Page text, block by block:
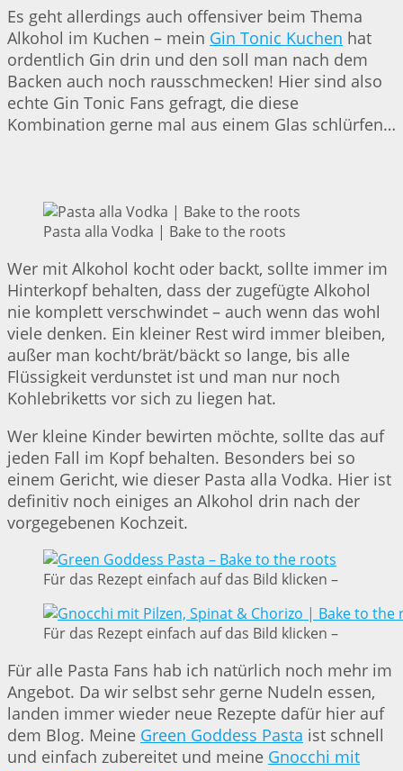
Es geht allerdings auch offensiver beim Thema
Alkohol im Kuchen – mein Gin Tonic Kuchen hat
ordentlich Gin drin und den soll man nach dem
Backen auch noch rausschmecken! Hier sind also
echte Gin Tonic Fans gefragt, die diese
Kombination gerne mal aus einem Glas schlürfen…
Pasta alla Vodka | Bake to the roots
Wer mit Alkohol kocht oder backt, sollte immer im
Hinterkopf behalten, dass der zugefügte Alkohol
nie komplett verschwindet – auch wenn das wohl
viele denken. Ein kleiner Rest wird immer bleiben,
außer man kocht/brät/bäckt so lange, bis alle
Flüssigkeit verdunstet ist und man nur noch
Kohlebriketts vor sich zu liegen hat.
Wer kleine Kinder bewirten möchte, sollte das auf
jeden Fall im Kopf behalten. Besonders bei so
einem Gericht, wie dieser Pasta alla Vodka. Hier ist
definitiv noch einiges an Alkohol drin nach der
vorgegebenen Kochzeit.
Für das Rezept einfach auf das Bild klicken –
Für das Rezept einfach auf das Bild klicken –
Für alle Pasta Fans hab ich natürlich noch mehr im
Angebot. Da wir selbst sehr gerne Nudeln essen,
landen immer wieder neue Rezepte dafür hier auf
dem Blog. Meine Green Goddess Pasta ist schnell
und einfach zubereitet und meine Gnocchi mit